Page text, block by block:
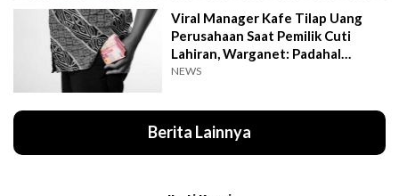
Viral Manager Kafe Tilap Uang
Perusahaan Saat Pemilik Cuti
Lahiran, Warganet: Padahal
Enggak Gede Banget
NEWS
Berita Lainnya